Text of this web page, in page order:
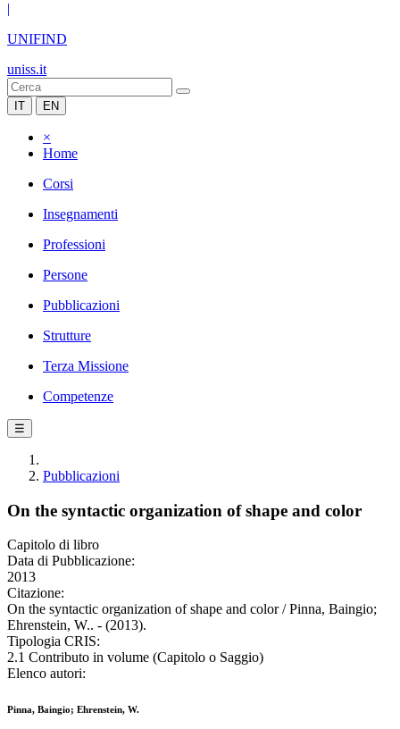
|
UNIFIND
uniss.it
IT EN
×
Home
Corsi
Insegnamenti
Professioni
Persone
Pubblicazioni
Strutture
Terza Missione
Competenze
☰
Pubblicazioni
On the syntactic organization of shape and color
Capitolo di libro
Data di Pubblicazione:
2013
Citazione:
On the syntactic organization of shape and color / Pinna, Baingio;
Ehrenstein, W.. - (2013).
Tipologia CRIS:
2.1 Contributo in volume (Capitolo o Saggio)
Elenco autori:
Pinna, Baingio; Ehrenstein, W.